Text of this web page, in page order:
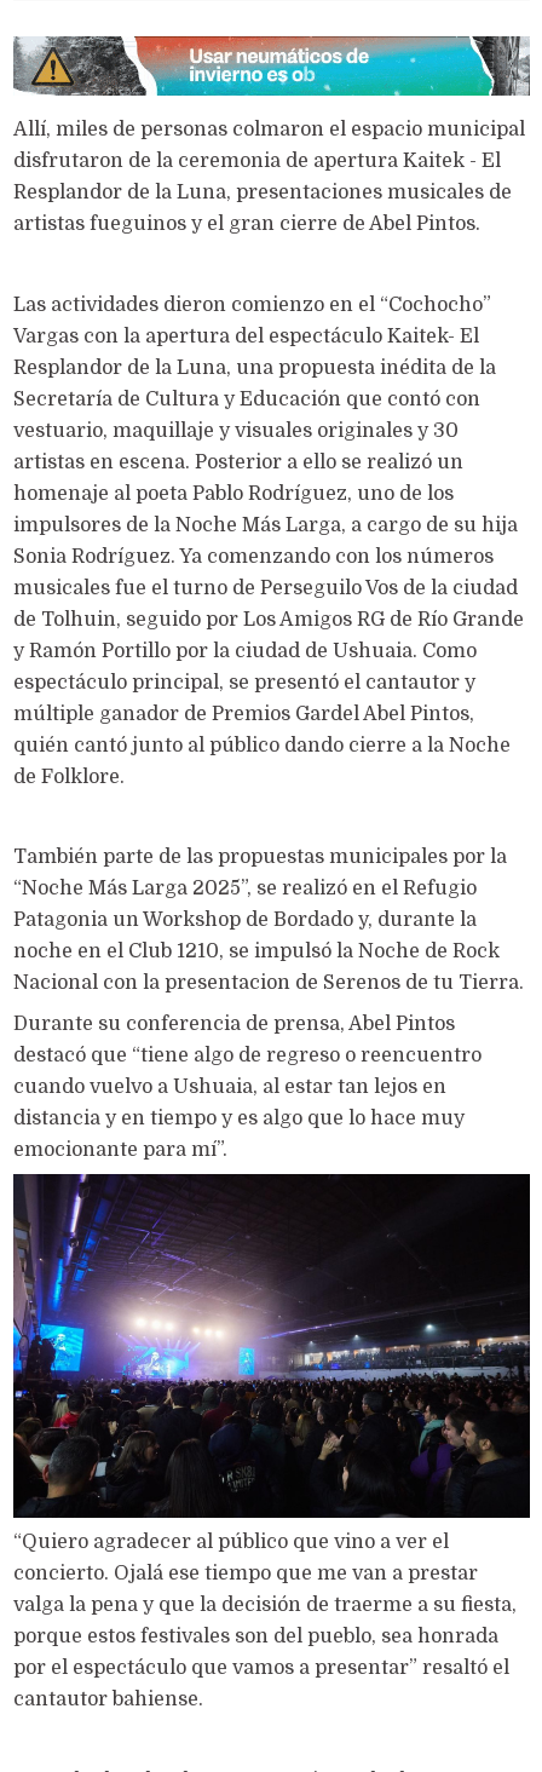
Allí, miles de personas colmaron el espacio municipal
disfrutaron de la ceremonia de apertura Kaitek - El
Resplandor de la Luna, presentaciones musicales de
artistas fueguinos y el gran cierre de Abel Pintos.
Las actividades dieron comienzo en el “Cochocho”
Vargas con la apertura del espectáculo Kaitek- El
Resplandor de la Luna, una propuesta inédita de la
Secretaría de Cultura y Educación que contó con
vestuario, maquillaje y visuales originales y 30
artistas en escena. Posterior a ello se realizó un
homenaje al poeta Pablo Rodríguez, uno de los
impulsores de la Noche Más Larga, a cargo de su hija
Sonia Rodríguez. Ya comenzando con los números
musicales fue el turno de Perseguilo Vos de la ciudad
de Tolhuin, seguido por Los Amigos RG de Río Grande
y Ramón Portillo por la ciudad de Ushuaia. Como
espectáculo principal, se presentó el cantautor y
múltiple ganador de Premios Gardel Abel Pintos,
quién cantó junto al público dando cierre a la Noche
de Folklore.
También parte de las propuestas municipales por la
“Noche Más Larga 2025”, se realizó en el Refugio
Patagonia un Workshop de Bordado y, durante la
noche en el Club 1210, se impulsó la Noche de Rock
Nacional con la presentacion de Serenos de tu Tierra.
Durante su conferencia de prensa, Abel Pintos
destacó que “tiene algo de regreso o reencuentro
cuando vuelvo a Ushuaia, al estar tan lejos en
distancia y en tiempo y es algo que lo hace muy
emocionante para mí”.
“Quiero agradecer al público que vino a ver el
concierto. Ojalá ese tiempo que me van a prestar
valga la pena y que la decisión de traerme a su fiesta,
porque estos festivales son del pueblo, sea honrada
por el espectáculo que vamos a presentar” resaltó el
cantautor bahiense.